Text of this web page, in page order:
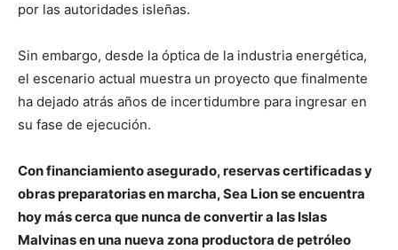
por las autoridades isleñas.
Sin embargo, desde la óptica de la industria energética,
el escenario actual muestra un proyecto que finalmente
ha dejado atrás años de incertidumbre para ingresar en
su fase de ejecución.
Con financiamiento asegurado, reservas certificadas y
obras preparatorias en marcha, Sea Lion se encuentra
hoy más cerca que nunca de convertir a las Islas
Malvinas en una nueva zona productora de petróleo